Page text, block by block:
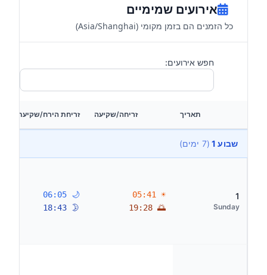
אירועים שמימיים
כל הזמנים הם בזמן מקומי (Asia/Shanghai)
חפש אירועים:
תאריך זריחה/שקיעה זריחת הירח/שקיעת הירח
שבוע 1 (7 ימים)
1
Sunday
☀ 05:41
🌅 19:28
🌙 06:05
🌛 18:43